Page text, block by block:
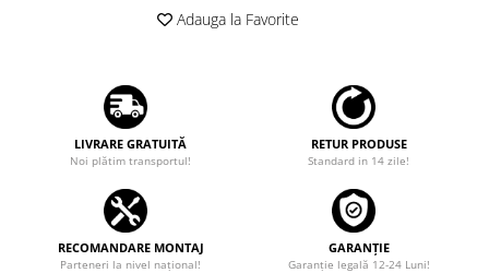
Adauga la Favorite
LIVRARE GRATUITĂ
Noi plătim transportul!
RETUR PRODUSE
Standard in 14 zile!
RECOMANDARE MONTAJ
Parteneri la nivel național!
GARANȚIE
Garanţie legală 12-24 Luni!